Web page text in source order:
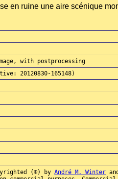
en ruine une aire scénique
with postprocessing
20120830-165148)
(©) by André M. Winter